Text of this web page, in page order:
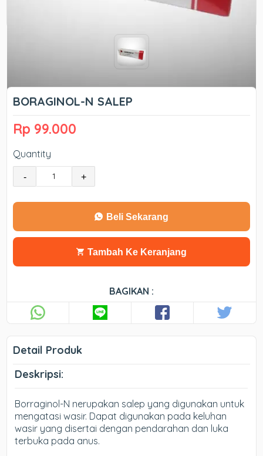
BORAGINOL-N SALEP
Rp 99.000
Quantity
- +
Beli Sekarang
Tambah Ke Keranjang
BAGIKAN :
Detail Produk
Deskripsi:
Borraginol-N nerupakan salep yang digunakan untuk
mengatasi wasir. Dapat digunakan pada keluhan
wasir yang disertai dengan pendarahan dan luka
terbuka pada anus.